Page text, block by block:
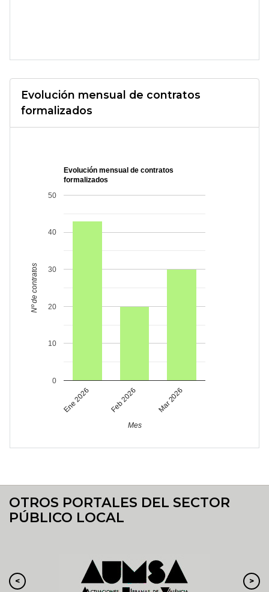
Evolución mensual de contratos
formalizados
Evolución mensual de contratos
formalizados
Ene 2026 Feb 2026 Mar 2026
0
10
20
30
40
50
Mes
Nº de contratos
OTROS PORTALES DEL SECTOR
PÚBLICO LOCAL